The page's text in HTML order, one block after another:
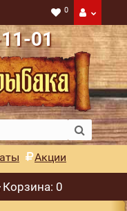
0
01
Акции
Корзина: 0